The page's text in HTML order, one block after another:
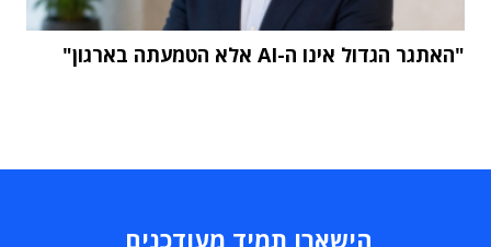
"האתגר הגדול אינו ה-AI אלא הטמעתה בארגון"
הישארו תמיד מעודכנים